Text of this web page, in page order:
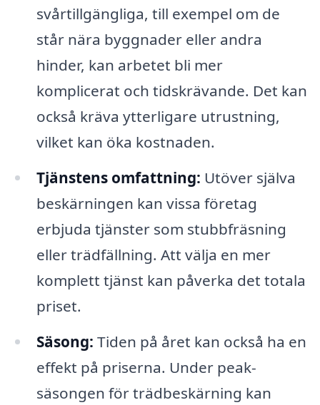
svårtillgängliga, till exempel om de
står nära byggnader eller andra
hinder, kan arbetet bli mer
komplicerat och tidskrävande. Det kan
också kräva ytterligare utrustning,
vilket kan öka kostnaden.
Tjänstens omfattning: Utöver själva
beskärningen kan vissa företag
erbjuda tjänster som stubbfräsning
eller trädfällning. Att välja en mer
komplett tjänst kan påverka det totala
priset.
Säsong: Tiden på året kan också ha en
effekt på priserna. Under peak-
säsongen för trädbeskärning kan